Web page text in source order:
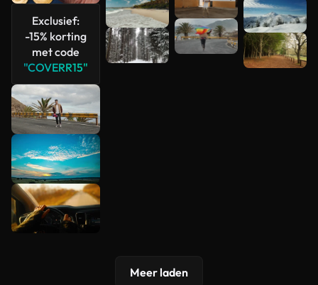
Exclusief:
-15% korting
met code
"COVERR15"
Meer laden